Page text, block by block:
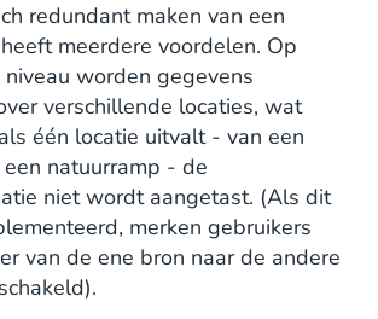
redundant maken van een
meerdere voordelen. Op
worden gegevens
verschillende locaties, wat
één locatie uitvalt - van een
natuurramp - de
niet wordt aangetast. (Als dit
merken gebruikers
van de ene bron naar de andere